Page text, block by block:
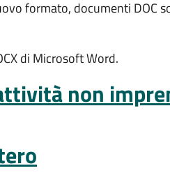
formato, documenti DOC
di Microsoft Word.
non